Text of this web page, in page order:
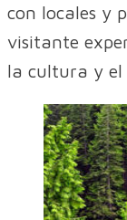
con locales y
visitante
la cultura y el